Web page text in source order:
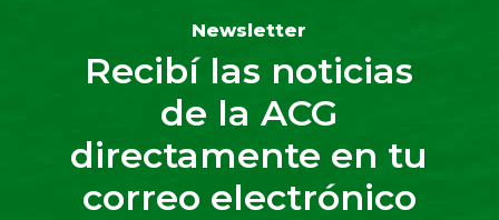
Newsletter
Recibí las noticias
de la ACG
directamente en tu
correo electrónico